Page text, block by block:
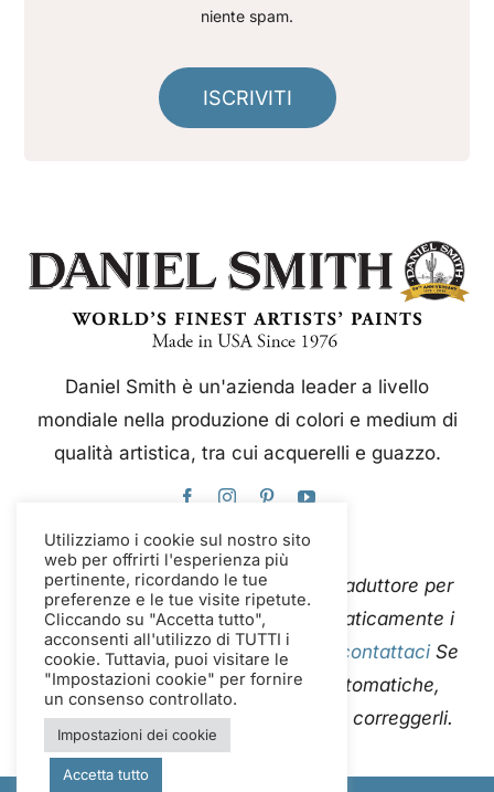
niente spam.
ISCRIVITI
Daniel Smith è un'azienda leader a livello
mondiale nella produzione di colori e medium di
qualità artistica, tra cui acquerelli e guazzo.
Questo sito web utilizza Google Traduttore per
tradurre istantaneamente e automaticamente i
contenuti in più lingue. Per favore
contattaciSe
riscontri errori nelle traduzioni automatiche,
segnalaceli in modo che possiamo correggerli.
Utilizziamo i cookie sul nostro sito
web per offrirti l'esperienza più
pertinente, ricordando le tue
preferenze e le tue visite ripetute.
Cliccando su "Accetta tutto",
acconsenti all'utilizzo di TUTTI i
cookie. Tuttavia, puoi visitare le
"Impostazioni cookie" per fornire
un consenso controllato.
Impostazioni dei cookie
Accetta tutto